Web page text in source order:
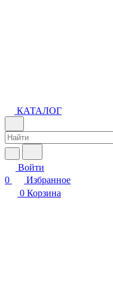
КАТАЛОГ
Войти
0
Избранное
0 Корзина